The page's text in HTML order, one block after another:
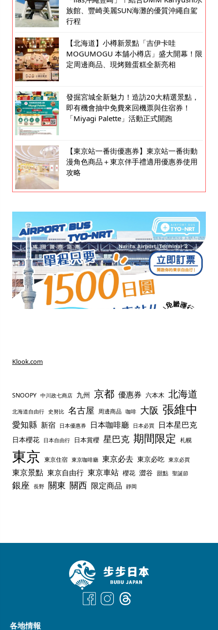
族館、豐崎美麗SUN海灘的優質沖繩自駕
行程
【北海道】小樽新景點「吉伊卡哇
MOGUMOGU 本舖小樽店」盛大開幕！限
定周邊商品、現烤雞蛋糕全新亮相
發掘宮城全新魅力！造訪20大精選景點，
即有機會抽中免費來回機票與住宿券！
「Miyagi Palette」活動正式開跑
【東京站一番街優惠券】東京站一番街動
漫角色商品＋東京伴手禮適用優惠券使用
攻略
Klook.com
SNOOPY 中川政七商店 九州 京都 優惠券 六本木 北海道
北海道自由行 史努比 名古屋 周邊商品 咖啡 大阪 張維中
愛知縣 新宿 日本優惠券 日本咖啡廳 日本必買 日本星巴克
日本櫻花 日本自由行 日本賞櫻 星巴克 期間限定 札幌
東京 東京住宿 東京咖啡廳 東京必去 東京必吃 東京必買
東京景點 東京自由行 東京車站 櫻花 澀谷 甜點 聖誕節
銀座 長野 關東 關西 限定商品 靜岡
各地情報